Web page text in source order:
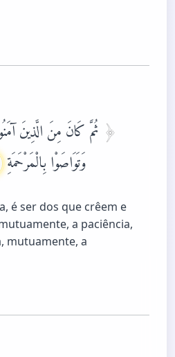
ثُمَّ كَانَ مِنَ الَّذِينَ
وَتَوَاصَوْا بِالْمَرْحَمَةِ
é ser dos que crêem e
a paciência,
mutuamente, a